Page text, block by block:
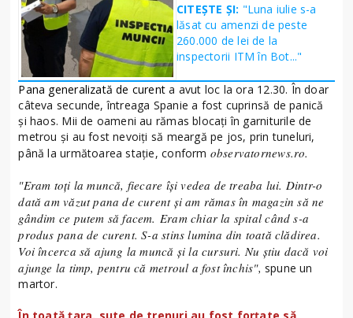
CITEȘTE ȘI: "Luna iulie s-a
lăsat cu amenzi de peste
260.000 de lei de la
inspectorii ITM în Bot..."
Pana generalizată de curent a avut loc la ora 12.30. În doar
câteva secunde, întreaga Spanie a fost cuprinsă de panică
şi haos. Mii de oameni au rămas blocaţi în garniturile de
metrou şi au fost nevoiţi să meargă pe jos, prin tuneluri,
până la următoarea staţie, conform observatornews.ro.
"Eram toţi la muncă, fiecare îşi vedea de treaba lui. Dintr-o
dată am văzut pana de curent şi am rămas în magazin să ne
gândim ce putem să facem. Eram chiar la spital când s-a
produs pana de curent. S-a stins lumina din toată clădirea.
Voi încerca să ajung la muncă şi la cursuri. Nu ştiu dacă voi
ajunge la timp, pentru că metroul a fost închis", spune un
martor.
În toată ţara, sute de trenuri au fost forţate să